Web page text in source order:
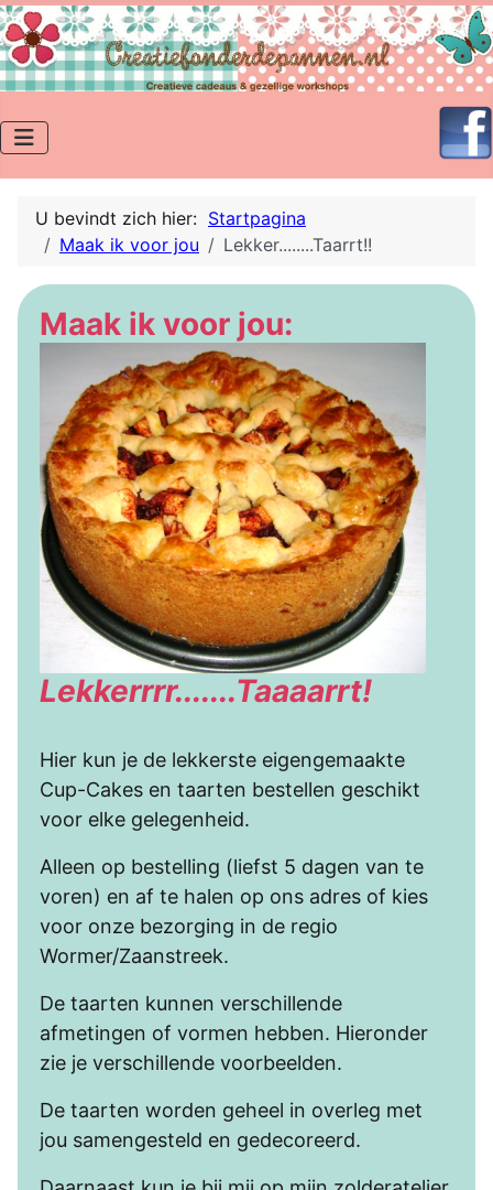
U bevindt zich hier: Startpagina
Maak ik voor jou
Lekker........Taarrt!!
Maak ik voor jou:
Lekkerrrr.......Taaaarrt!
Hier kun je de lekkerste eigengemaakte
Cup-Cakes en taarten bestellen geschikt
voor elke gelegenheid.
Alleen op bestelling (liefst 5 dagen van te
voren) en af te halen op ons adres of kies
voor onze bezorging in de regio
Wormer/Zaanstreek.
De taarten kunnen verschillende
afmetingen of vormen hebben. Hieronder
zie je verschillende voorbeelden.
De taarten worden geheel in overleg met
jou samengesteld en gedecoreerd.